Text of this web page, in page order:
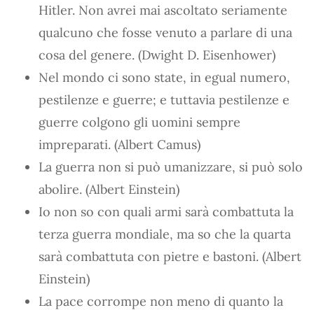
Hitler. Non avrei mai ascoltato seriamente
qualcuno che fosse venuto a parlare di una
cosa del genere. (Dwight D. Eisenhower)
Nel mondo ci sono state, in egual numero,
pestilenze e guerre; e tuttavia pestilenze e
guerre colgono gli uomini sempre
impreparati. (Albert Camus)
La guerra non si può umanizzare, si può solo
abolire. (Albert Einstein)
Io non so con quali armi sarà combattuta la
terza guerra mondiale, ma so che la quarta
sarà combattuta con pietre e bastoni. (Albert
Einstein)
La pace corrompe non meno di quanto la